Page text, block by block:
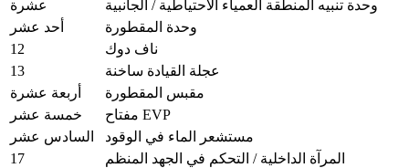
عشرة
وحدة تنبيه المنطقة العمياء الاحتياطية / الجانبية
أحد عشر
وحدة المقطورة
12
ناف دوك
13
عجلة القيادة ساخنة
أربعة عشرة
مقبس المقطورة
خمسة عشر
مفتاح EVP
السادس عشر
مستشعر الماء في الوقود
17
المرآة الداخلية / التحكم في الجهد المنظم